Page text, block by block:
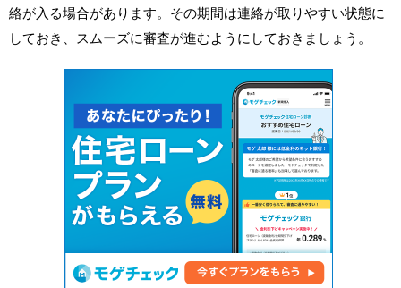
絡が入る場合があります。その期間は連絡が取りやすい状態に
しておき、スムーズに審査が進むようにしておきましょう。